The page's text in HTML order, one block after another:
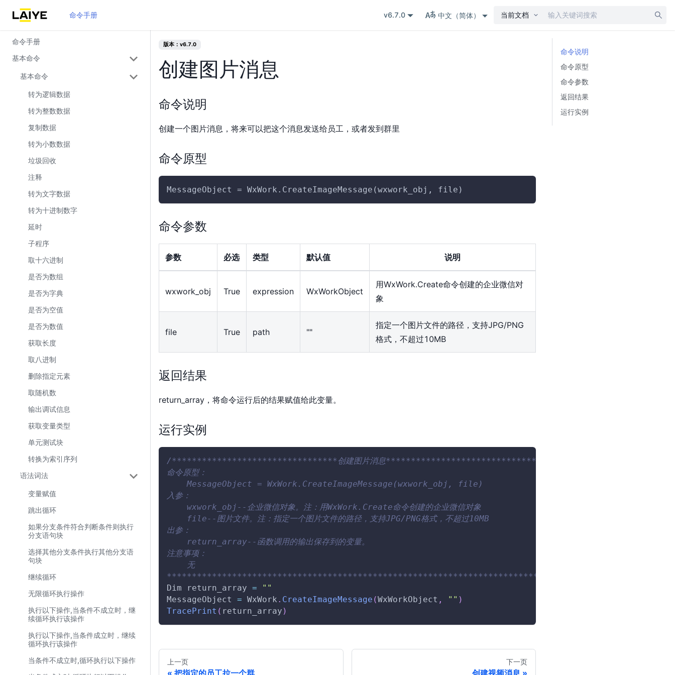
命令手册 v6.7.0 中文（简体） 当前文档
命令手册
基本命令
基本命令
转为逻辑数据
转为整数数据
复制数据
转为小数数据
垃圾回收
注释
转为文字数据
转为十进制数字
延时
子程序
取十六进制
是否为数组
是否为字典
是否为空值
是否为数值
获取长度
取八进制
删除指定元素
取随机数
输出调试信息
获取变量类型
单元测试块
转换为索引序列
语法词法
变量赋值
跳出循环
如果分支条件符合判断条件则执行
分支语句块
选择其他分支条件执行其他分支语
句块
继续循环
无限循环执行操作
执行以下操作,当条件不成立时，继
续循环执行该操作
执行以下操作,当条件成立时，继续
循环执行该操作
当条件不成立时,循环执行以下操作
版本：v6.7.0
创建图片消息
命令说明
创建一个图片消息，将来可以把这个消息发送给员工，或者发到群里
命令原型
MessageObject = WxWork.CreateImageMessage(wxwork_obj, file)
命令参数
参数 必选 类型 默认值 说明
wxwork_obj True expression WxWorkObject
用WxWork.Create命令创建的企业微信对
象
file True path ""
指定一个图片文件的路径，支持JPG/PNG
格式，不超过10MB
返回结果
return_array，将命令运行后的结果赋值给此变量。
运行实例
/*********************************创建图片消息**************************************
命令原型：
    MessageObject = WxWork.CreateImageMessage(wxwork_obj, file)
入参：
    wxwork_obj--企业微信对象。注：用WxWork.Create命令创建的企业微信对象
    file--图片文件。注：指定一个图片文件的路径，支持JPG/PNG格式，不超过10MB
出参：
    return_array--函数调用的输出保存到的变量。
注意事项：
    无
********************************************************************************/
Dim return_array =
""
MessageObject
= WxWork . CreateImageMessage (WxWorkObject , "" )
TracePrint ( return_array )
上一页
把指定的员工拉一个群
下一页
创建视频消息
命令说明
命令原型
命令参数
返回结果
运行实例